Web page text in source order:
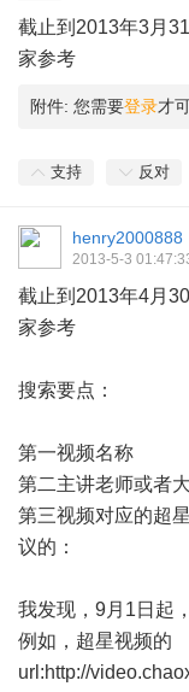
截止到2013年3月
家参考
附件: 您需要登录才
支持 反对
henry2000888
2013-5-3
截止到2013年4月
家参考
搜索要点：
第一视频名称
第二主讲老师或者
第三视频对应的超
议的：
我发现，9月1日起
例如，超星视频的
url:http://